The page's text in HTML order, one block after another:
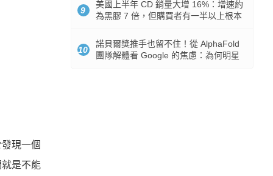
現一個
是不能
9
美國上半年 CD 銷量大增 16%：增速約
為黑膠 7 倍，但購買者有一半以上根本
10
諾貝爾獎推手也留不住！從 AlphaFold
團隊解體看 Google 的焦慮：為何明星